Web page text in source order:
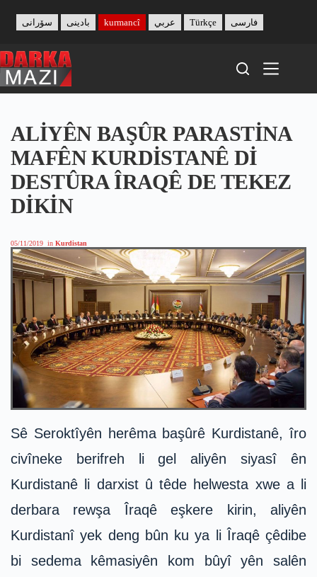
content
بادینی سۆرانی kurmancî عربي Türkçe فارسی
ALİYÊN BAŞÛR PARASTİNA
MAFÊN KURDİSTANÊ Dİ
DESTÛRA ÎRAQÊ DE TEKEZ
DİKİN
05/11/2019 in Kurdistan
Sê Seroktîyên herêma başûrê Kurdistanê, îro
civîneke berifreh li gel aliyên siyasî ên
Kurdistanê li darxist û têde helwesta xwe a li
derbara rewşa Îraqê eşkere kirin, aliyên
Kurdistanî yek deng bûn ku ya li Îraqê çêdibe
bi sedema kêmasiyên kom bûyî yên salên